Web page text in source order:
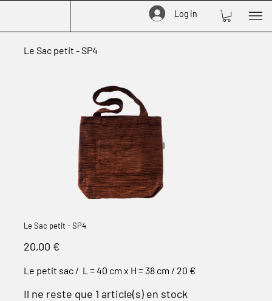
Log in
Le Sac petit - SP4
Le Sac petit - SP4
20,00 €
Le petit sac / L = 40 cm x H = 38 cm / 20 €
Il ne reste que 1 article(s) en stock